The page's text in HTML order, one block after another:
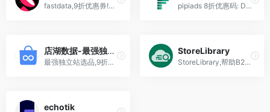
fastdata,9折优惠券!专业的全球短视频电商tiktok数据分析平台 pipiads 8折优惠码: DMJDMJ,皮皮ads,国外抖音tiktok数据分析跨境电商选品工具,Ads Spy广告大数据检测
店湖数据-最强独立站选品工具
最强独立站选品,9折优惠! 独立站电商数据监控及选品工具,亚马逊卖家站外选品网站,店湖
StoreLibrary
StoreLibrary,帮助B2B、B2C企业挖掘客户研究竞争对手的工具
echotik